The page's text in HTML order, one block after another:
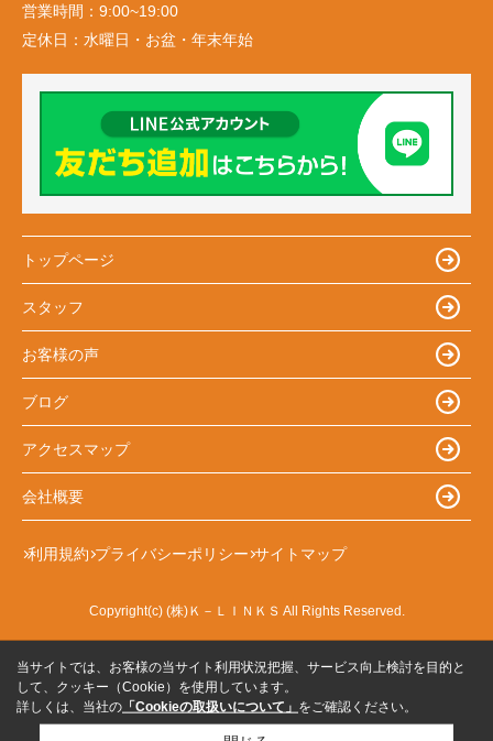
営業時間： 9:00~19:00
定休日： 水曜日・お盆・年末年始
トップページ
スタッフ
お客様の声
ブログ
アクセスマップ
会社概要
利用規約 プライバシーポリシー サイトマップ
Copyright(c) (株)Ｋ－ＬＩＮＫＳ All Rights Reserved.
当サイトでは、お客様の当サイト利用状況把握、サービス向上検討を目的と
して、クッキー（Cookie）を使用しています。
詳しくは、当社の 「Cookieの取扱いについて」 をご確認ください。